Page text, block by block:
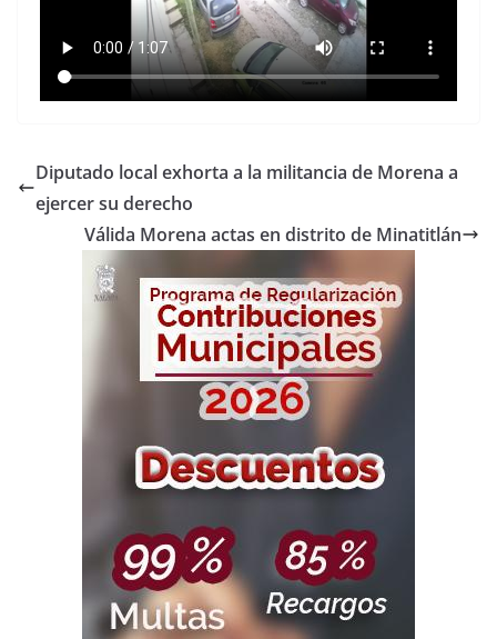
Diputado local exhorta a la militancia de Morena a
ejercer su derecho
Válida Morena actas en distrito de Minatitlán